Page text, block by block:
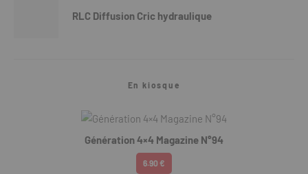
RLC Diffusion Cric hydraulique
En kiosque
Génération 4×4 Magazine N°94
6.90 €